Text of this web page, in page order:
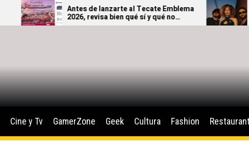
Antes de lanzarte al Tecate Emblema
2026, revisa bien qué sí y qué no
podrás ingresar al festival.
Cine y Tv GamerZone Geek Cultura Fashion